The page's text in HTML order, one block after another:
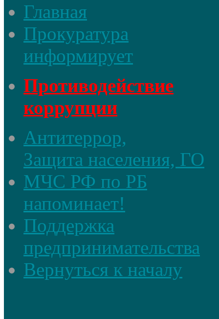
Главная
Прокуратура
информирует
Противодействие
коррупции
Антитеррор,
Защита населения, ГО
МЧС РФ по РБ
напоминает!
Поддержка
предпринимательства
Вернуться к началу